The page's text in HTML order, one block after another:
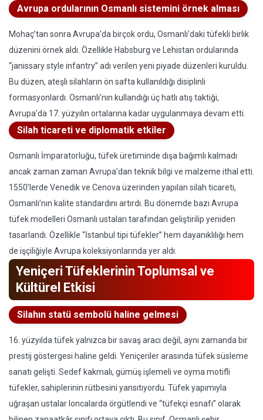
Avrupa ordularının Osmanlı sistemini örnek alması
Mohaç’tan sonra Avrupa’da birçok ordu, Osmanlı’daki tüfekli birlik
düzenini örnek aldı. Özellikle Habsburg ve Lehistan ordularında
“janissary style infantry” adı verilen yeni piyade düzenleri kuruldu.
Bu düzen, ateşli silahların ön safta kullanıldığı disiplinli
formasyonlardı. Osmanlı’nın kullandığı üç hatlı atış taktiği,
Avrupa’da 17. yüzyılın ortalarına kadar uygulanmaya devam etti.
Silah ticareti ve diplomatik etkiler
Osmanlı İmparatorluğu, tüfek üretiminde dışa bağımlı kalmadı
ancak zaman zaman Avrupa’dan teknik bilgi ve malzeme ithal etti.
1550’lerde Venedik ve Cenova üzerinden yapılan silah ticareti,
Osmanlı’nın kalite standardını artırdı. Bu dönemde bazı Avrupa
tüfek modelleri Osmanlı ustaları tarafından geliştirilip yeniden
tasarlandı. Özellikle “İstanbul tipi tüfekler” hem dayanıklılığı hem
de işçiliğiyle Avrupa koleksiyonlarında yer aldı.
Yeniçeri Tüfeklerinin Toplumsal ve
Kültürel Etkisi
Silahın statü sembolü haline gelmesi
16. yüzyılda tüfek yalnızca bir savaş aracı değil, aynı zamanda bir
prestij göstergesi haline geldi. Yeniçeriler arasında tüfek süsleme
sanatı gelişti. Sedef kakmalı, gümüş işlemeli ve oyma motifli
tüfekler, sahiplerinin rütbesini yansıtıyordu. Tüfek yapımıyla
uğraşan ustalar loncalarda örgütlendi ve “tüfekçi esnafı” olarak